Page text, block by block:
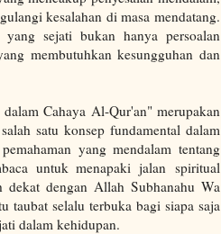
kesalahan di masa mendatang.
sejati bukan hanya persoalan
membutuhkan kesungguhan dan
Cahaya Al-Qur'an" merupakan
satu konsep fundamental dalam
yang mendalam tentang
untuk menapaki jalan spiritual
dengan Allah Subhanahu Wa
selalu terbuka bagi siapa saja
dalam kehidupan.